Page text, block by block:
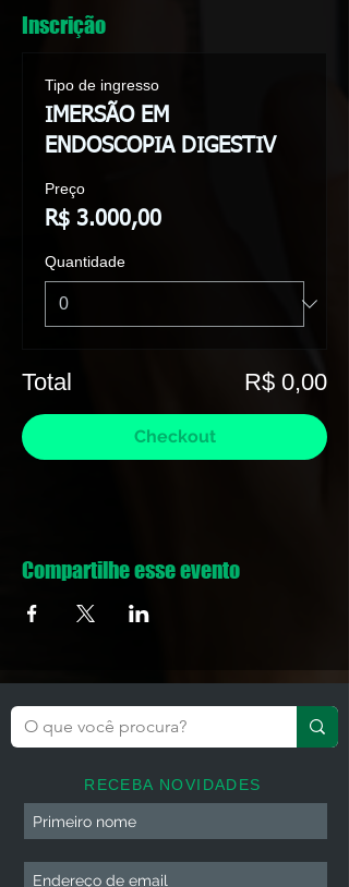
Inscrição
Tipo de ingresso
IMERSÃO EM
ENDOSCOPIA DIGESTIV
Preço
R$ 3.000,00
Quantidade
Total R$ 0,00
Checkout
Compartilhe esse evento
RECEBA NOVIDADES